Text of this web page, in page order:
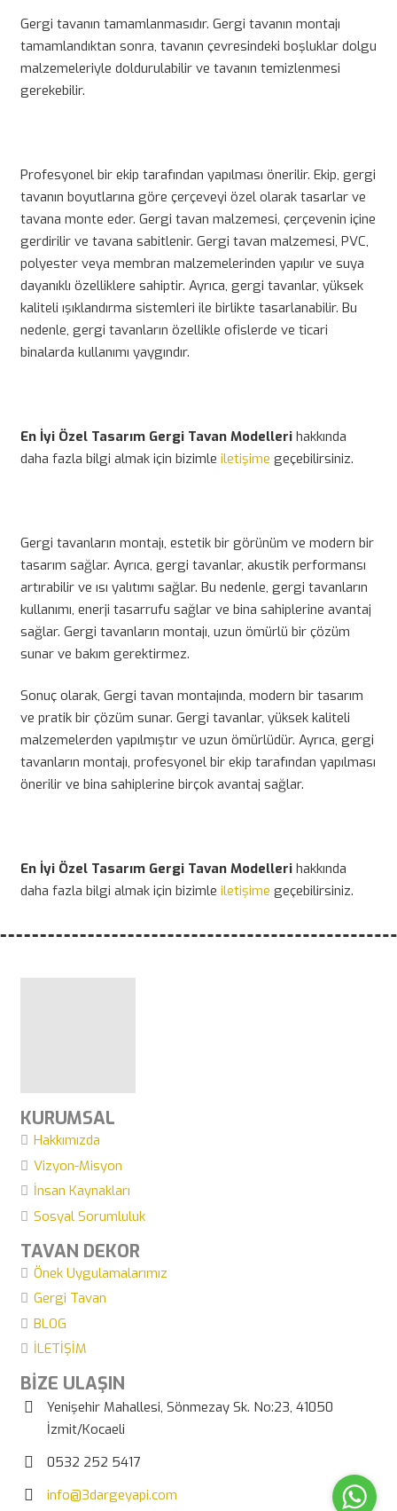
Gergi tavanın tamamlanmasıdır. Gergi tavanın montajı
tamamlandıktan sonra, tavanın çevresindeki boşluklar dolgu
malzemeleriyle doldurulabilir ve tavanın temizlenmesi
gerekebilir.
Profesyonel bir ekip tarafından yapılması önerilir. Ekip, gergi
tavanın boyutlarına göre çerçeveyi özel olarak tasarlar ve
tavana monte eder. Gergi tavan malzemesi, çerçevenin içine
gerdirilir ve tavana sabitlenir. Gergi tavan malzemesi, PVC,
polyester veya membran malzemelerinden yapılır ve suya
dayanıklı özelliklere sahiptir. Ayrıca, gergi tavanlar, yüksek
kaliteli ışıklandırma sistemleri ile birlikte tasarlanabilir. Bu
nedenle, gergi tavanların özellikle ofislerde ve ticari
binalarda kullanımı yaygındır.
En İyi Özel Tasarım Gergi Tavan Modelleri hakkında
daha fazla bilgi almak için bizimle iletişime geçebilirsiniz.
Gergi tavanların montajı, estetik bir görünüm ve modern bir
tasarım sağlar. Ayrıca, gergi tavanlar, akustik performansı
artırabilir ve ısı yalıtımı sağlar. Bu nedenle, gergi tavanların
kullanımı, enerji tasarrufu sağlar ve bina sahiplerine avantaj
sağlar. Gergi tavanların montajı, uzun ömürlü bir çözüm
sunar ve bakım gerektirmez.
Sonuç olarak, Gergi tavan montajında, modern bir tasarım
ve pratik bir çözüm sunar. Gergi tavanlar, yüksek kaliteli
malzemelerden yapılmıştır ve uzun ömürlüdür. Ayrıca, gergi
tavanların montajı, profesyonel bir ekip tarafından yapılması
önerilir ve bina sahiplerine birçok avantaj sağlar.
En İyi Özel Tasarım Gergi Tavan Modelleri hakkında
daha fazla bilgi almak için bizimle iletişime geçebilirsiniz.
KURUMSAL
Hakkımızda
Vizyon-Misyon
İnsan Kaynakları
Sosyal Sorumluluk
TAVAN DEKOR
Önek Uygulamalarımız
Gergi Tavan
BLOG
İLETİŞİM
BİZE ULAŞIN
Yenişehir Mahallesi, Sönmezay Sk. No:23, 41050
İzmit/Kocaeli
0532 252 5417
info@3dargeyapi.com